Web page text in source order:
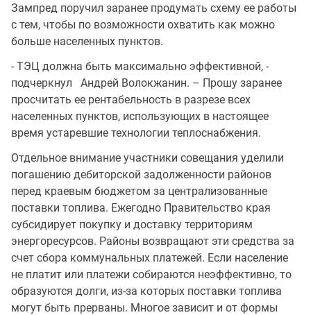
Зампред поручил заранее продумать схему ее работы
с тем, чтобы по возможности охватить как можно
больше населенных пунктов.
- ТЭЦ должна быть максимально эффективной, -
подчеркнул Андрей Волокжанин. – Прошу заранее
просчитать ее рентабельность в разрезе всех
населенных пунктов, использующих в настоящее
время устаревшие технологии теплоснабжения.
Отдельное внимание участники совещания уделили
погашению дебиторской задолженности районов
перед краевым бюджетом за централизованные
поставки топлива. Ежегодно Правительство края
субсидирует покупку и доставку территориям
энергоресурсов. Районы возвращают эти средства за
счет сбора коммунальных платежей. Если население
не платит или платежи собираются неэффективно, то
образуются долги, из-за которых поставки топлива
могут быть прерваны. Многое зависит и от формы